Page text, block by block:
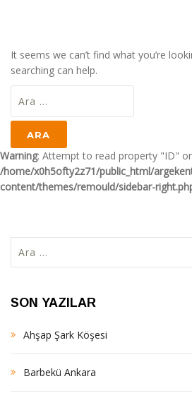
It seems we can’t find what you’re
searching can help.
Warning: Attempt to read property "ID"
/home/x0h5ofty2z71/public_html/
content/themes/remould/sidebar-
SON YAZILAR
Ahşap Şark Köşesi
Barbekü Ankara